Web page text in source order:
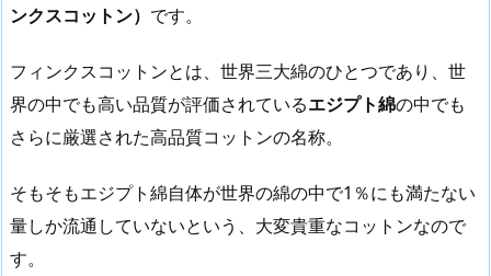
ンクスコットン） です。
フィンクスコットンとは、世界三大綿のひとつであり、世
界の中でも高い品質が評価されているエジプト綿の中でも
さらに厳選された高品質コットンの名称。
そもそもエジプト綿自体が世界の綿の中で1％にも満たない
量しか流通していないという、大変貴重なコットンなので
す。